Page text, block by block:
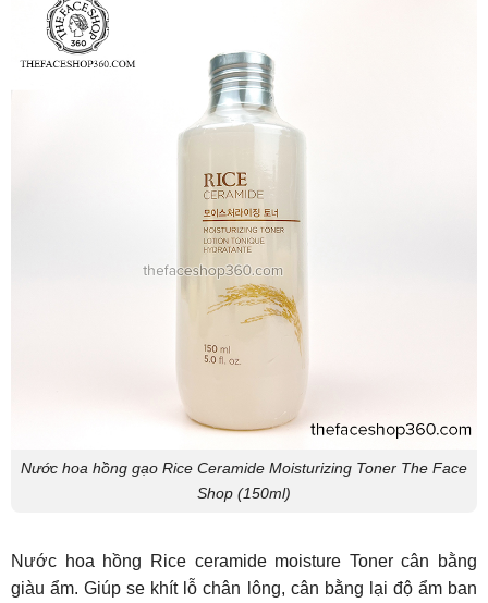
Nước hoa hồng gạo Rice Ceramide Moisturizing Toner The Face
Shop (150ml)
Nước hoa hồng Rice ceramide moisture Toner cân bằng
giàu ẩm. Giúp se khít lỗ chân lông, cân bằng lại độ ẩm ban